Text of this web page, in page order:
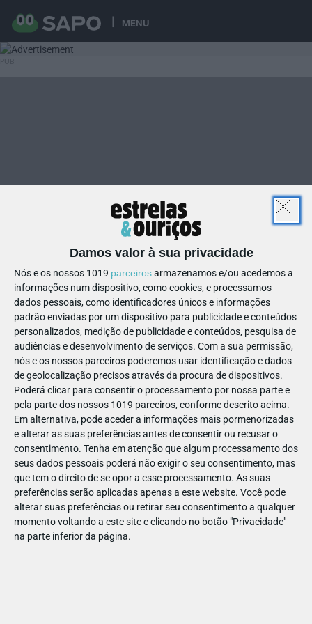
MENU
Damos valor à sua privacidade
Nós e os nossos 1019 parceirosarmazenamos e/ou acedemos a
informações num dispositivo, como cookies, e processamos
dados pessoais, como identificadores únicos e informações
padrão enviadas por um dispositivo para publicidade e conteúdos
personalizados, medição de publicidade e conteúdos, pesquisa de
audiências e desenvolvimento de serviços. Com a sua permissão,
nós e os nossos parceiros poderemos usar identificação e dados
de geolocalização precisos através da procura de dispositivos.
Poderá clicar para consentir o processamento por nossa parte e
pela parte dos nossos 1019 parceiros, conforme descrito acima.
Em alternativa, pode aceder a informações mais pormenorizadas
e alterar as suas preferências antes de consentir ou recusar o
consentimento. Tenha em atenção que algum processamento dos
seus dados pessoais poderá não exigir o seu consentimento, mas
que tem o direito de se opor a esse processamento. As suas
preferências serão aplicadas apenas a este website. Você pode
alterar suas preferências ou retirar seu consentimento a qualquer
momento voltando a este site e clicando no botão "Privacidade"
na parte inferior da página.
10
24742